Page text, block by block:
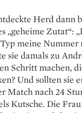
Herd dann
„geheime Zutat“:
meine Nummer
sie damals zu
Schritt machen,
Und sollten sie
Match nach 24
Kutsche. Die